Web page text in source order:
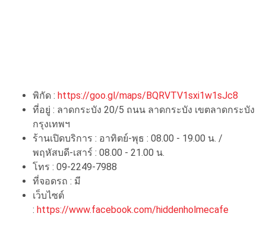
พิกัด : https://goo.gl/maps/BQRVTV1sxi1w1sJc8
ที่อยู่ : ลาดกระบัง 20/5 ถนน ลาดกระบัง เขตลาดกระบัง
กรุงเทพฯ
ร้านเปิดบริการ : อาทิตย์-พุธ : 08.00 - 19.00 น. /
พฤหัสบดี-เสาร์ : 08.00 - 21.00 น.
โทร : 09-2249-7988
ที่จอดรถ : มี
เว็บไซต์
: https://www.facebook.com/hiddenholmecafe